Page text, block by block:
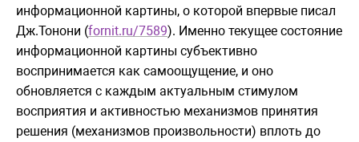
информационной картины, о которой впервые писал
Дж.Тонони (fornit.ru/7589). Именно текущее состояние
информационной картины субъективно
воспринимается как самоощущение, и оно
обновляется с каждым актуальным стимулом
восприятия и активностью механизмов принятия
решения (механизмов произвольности) вплоть до